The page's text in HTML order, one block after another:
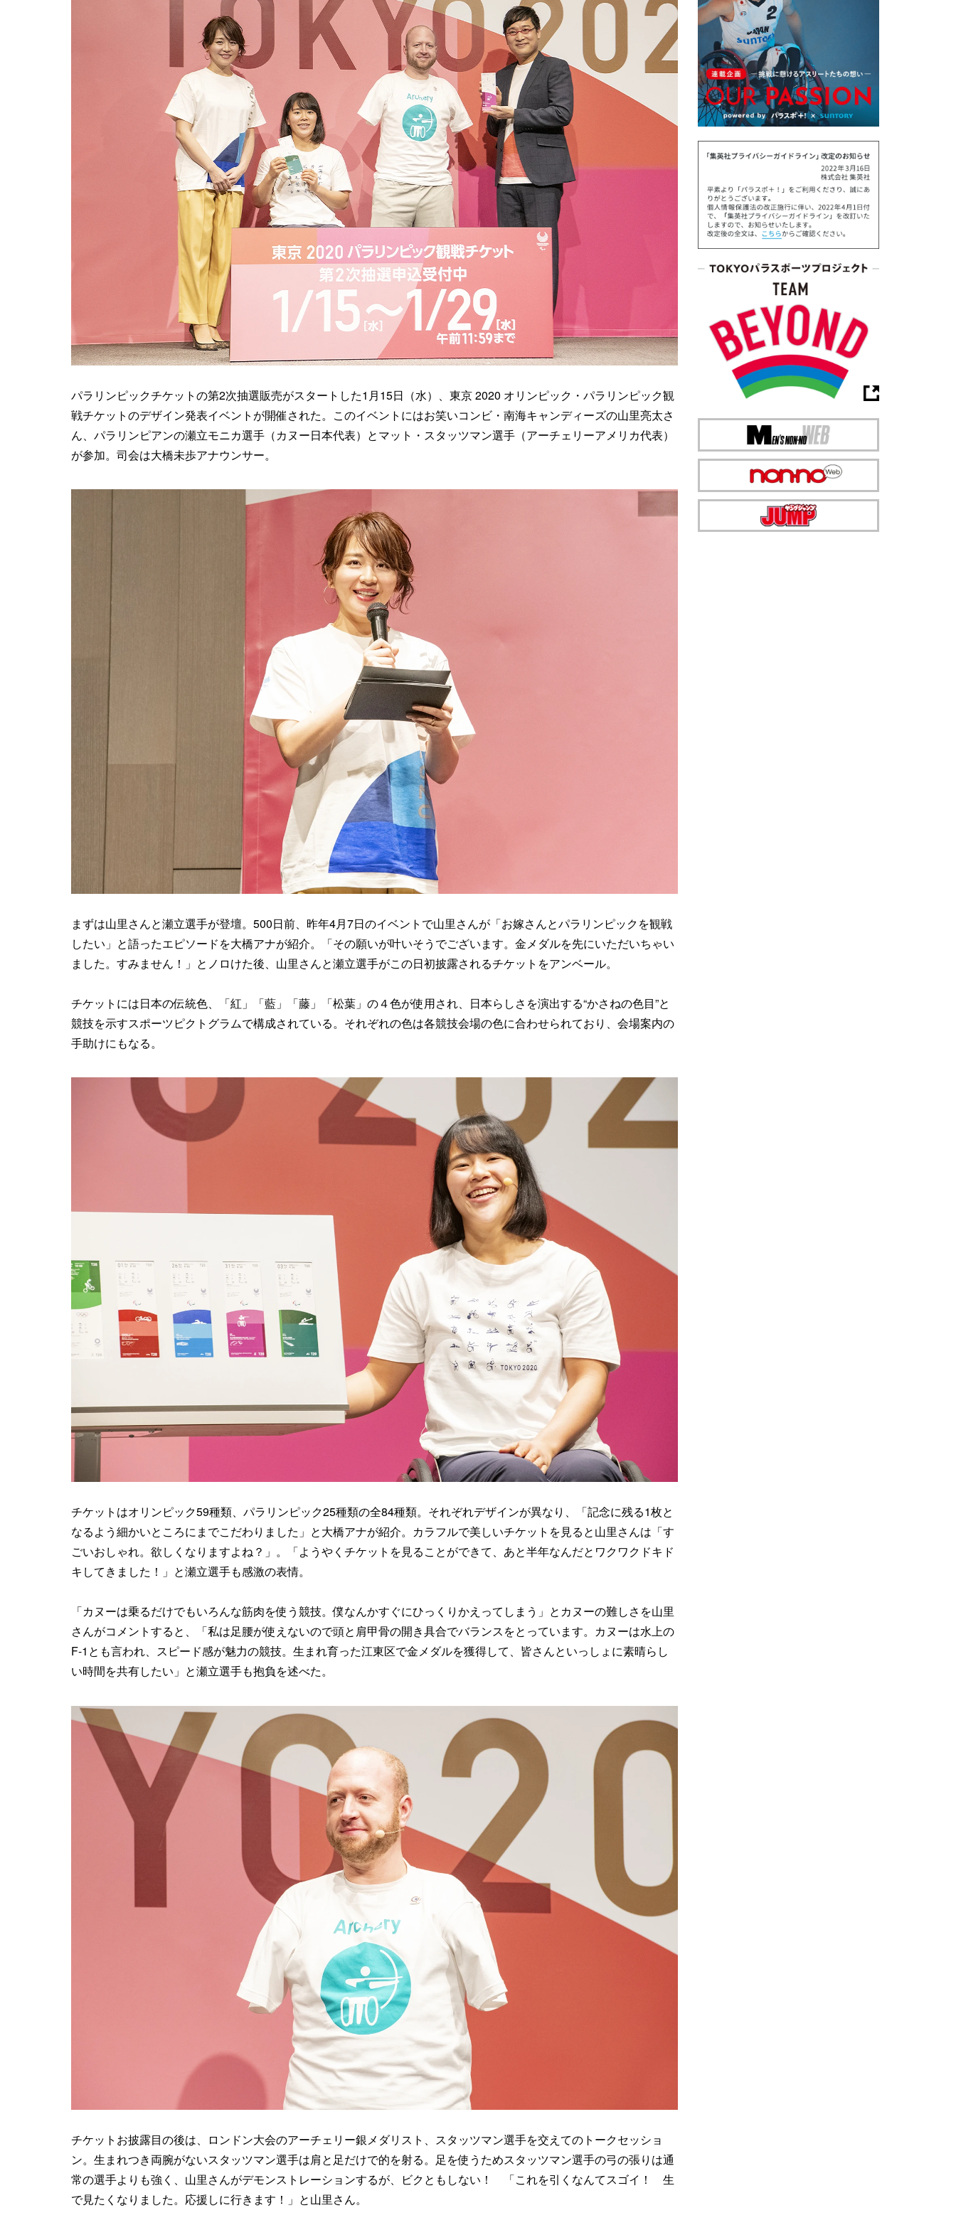
パラリンピックチケットの第2次抽選販売がスタートした1月15日（水）、東京 2020 オリンピック・パラリンピック観
戦チケットのデザイン発表イベントが開催された。このイベントにはお笑いコンビ・南海キャンディーズの山里亮太さ
ん、パラリンピアンの瀬立モニカ選手（カヌー日本代表）とマット・スタッツマン選手（アーチェリーアメリカ代表）
が参加。司会は大橋未歩アナウンサー。
まずは山里さんと瀬立選手が登壇。500日前、昨年4月7日のイベントで山里さんが「お嫁さんとパラリンピックを観戦
したい」と語ったエピソードを大橋アナが紹介。「その願いが叶いそうでございます。金メダルを先にいただいちゃい
ました。すみません！」とノロけた後、山里さんと瀬立選手がこの日初披露されるチケットをアンベール。
チケットには日本の伝統色、「紅」「藍」「藤」「松葉」の４色が使用され、日本らしさを演出する“かさねの色目”と
競技を示すスポーツピクトグラムで構成されている。それぞれの色は各競技会場の色に合わせられており、会場案内の
手助けにもなる。
チケットはオリンピック59種類、パラリンピック25種類の全84種類。それぞれデザインが異なり、「記念に残る1枚と
なるよう細かいところにまでこだわりました」と大橋アナが紹介。カラフルで美しいチケットを見ると山里さんは「す
ごいおしゃれ。欲しくなりますよね？」。「ようやくチケットを見ることができて、あと半年なんだとワクワクドキド
キしてきました！」と瀬立選手も感激の表情。
「カヌーは乗るだけでもいろんな筋肉を使う競技。僕なんかすぐにひっくりかえってしまう」とカヌーの難しさを山里
さんがコメントすると、「私は足腰が使えないので頭と肩甲骨の開き具合でバランスをとっています。カヌーは水上の
F-1とも言われ、スピード感が魅力の競技。生まれ育った江東区で金メダルを獲得して、皆さんといっしょに素晴らし
い時間を共有したい」と瀬立選手も抱負を述べた。
チケットお披露目の後は、ロンドン大会のアーチェリー銀メダリスト、スタッツマン選手を交えてのトークセッショ
ン。生まれつき両腕がないスタッツマン選手は肩と足だけで的を射る。足を使うためスタッツマン選手の弓の張りは通
常の選手よりも強く、山里さんがデモンストレーションするが、ビクともしない！ 「これを引くなんてスゴイ！ 生
で見たくなりました。応援しに行きます！」と山里さん。